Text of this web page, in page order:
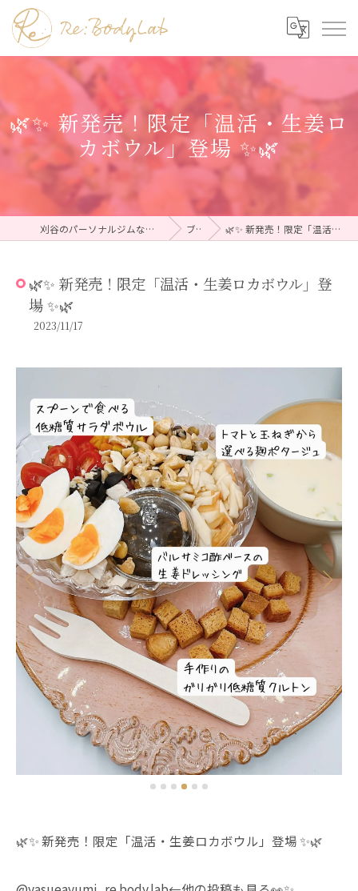
🌿✨ 新発売！限定「温活・生姜ロ
カボウル」登場 ✨🌿
刈谷のパーソナルジムならRe:BodyLab（リボディラボ） ブログ 🌿✨ 新発売！限定「温活・生姜ロカボウル」登場 ✨🌿
🌿✨ 新発売！限定「温活・生姜ロカボウル」登
場 ✨🌿
2023/11/17
🌿✨ 新発売！限定「温活・生姜ロカボウル」登場 ✨🌿